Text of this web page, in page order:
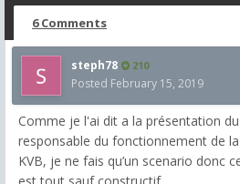
6 Comments
steph78 210
Posted February 15, 2019
Comme je l'ai dit a la présentation
responsable du fonctionnement de
KVB, je ne fais qu’un scenario donc